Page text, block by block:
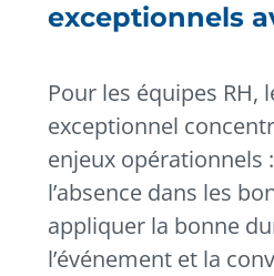
exceptionnels
Pour les équipes RH,
exceptionnel
enjeux opérationnels
l’absence dans les
appliquer la bonne
l’événement et la